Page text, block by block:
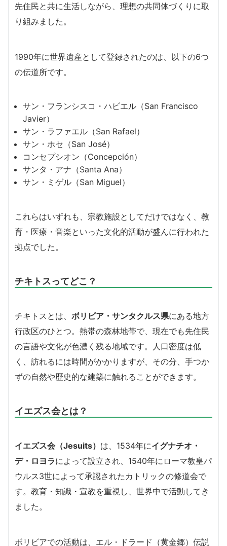
先住民と共に生活しながら、理想の共同体づくりに取
り組みました。
1990年に世界遺産として登録されたのは、以下の6つ
の伝道所です。
サン・フランシスコ・ハビエル（San Francisco
Javier）
サン・ラファエル（San Rafael）
サン・ホセ（San José）
コンセプシオン（Concepción）
サンタ・アナ（Santa Ana）
サン・ミゲル（San Miguel）
これらはいずれも、宗教施設としてだけではなく、教
育・医療・音楽といった文化的活動が盛んに行われた
拠点でした。
チキトスってどこ？
チキトスとは、 ボリビア・サンタクルス県にある地方
行政区のひとつ。熱帯の森林地帯で、現在でも先住民
の言語や文化が色濃く残る地域です。人口密度は低
く、訪れるには時間がかかりますが、その分、手つか
ずの自然や歴史的な建築に触れることができます。
イエズス会とは？
イエズス会（Jesuits） は、1534年にイグナチオ・
デ・ロヨラによって設立され、1540年にローマ教皇パ
ウルス3世によって承認されたカトリックの修道会で
す。教育・知識・宣教を重視し、世界中で活動してき
ました。
ボリビアでの活動は、エル・ドラード（黄金郷）伝説